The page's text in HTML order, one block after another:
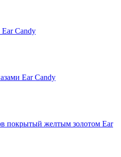
Candy
Ear Candy
покрытый желтым золотом Ear